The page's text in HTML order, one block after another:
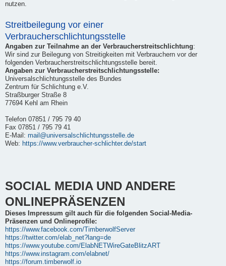
nutzen.
Streitbeilegung vor einer
Verbraucherschlichtungsstelle
Angaben zur Teilnahme an der Verbraucherstreitschlichtung:
Wir sind zur Beilegung von Streitigkeiten mit Verbrauchern vor der
folgenden Verbraucherstreitschlichtungsstelle bereit.
Angaben zur Verbraucherstreitschlichtungsstelle:
Universalschlichtungsstelle des Bundes
Zentrum für Schlichtung e.V.
Straßburger Straße 8
77694 Kehl am Rhein
Telefon 07851 / 795 79 40
Fax 07851 / 795 79 41
E-Mail: mail@universalschlichtungsstelle.de
Web: https://www.verbraucher-schlichter.de/start
SOCIAL MEDIA UND ANDERE
ONLINEPRÄSENZEN
Dieses Impressum gilt auch für die folgenden Social-Media-
Präsenzen und Onlineprofile:
https://www.facebook.com/TimberwolfServer
https://twitter.com/elab_net?lang=de
https://www.youtube.com/ElabNETWireGateBlitzART
https://www.instagram.com/elabnet/
https://forum.timberwolf.io